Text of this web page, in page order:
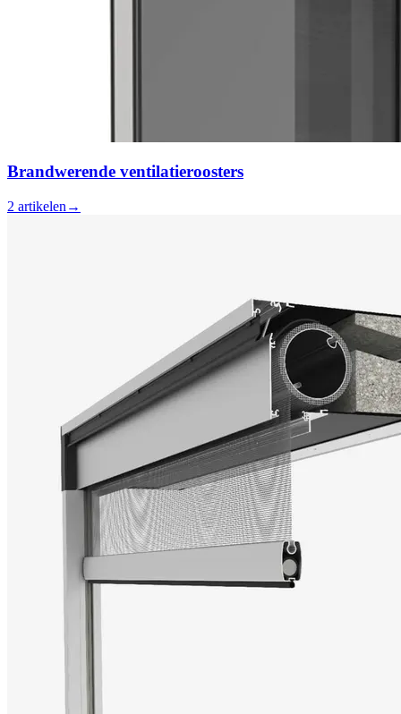
Brandwerende ventilatieroosters
2 artikelen →